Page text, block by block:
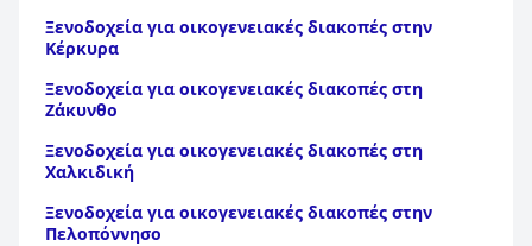
Ξενοδοχεία για οικογενειακές διακοπές στην
Κέρκυρα
Ξενοδοχεία για οικογενειακές διακοπές στη
Ζάκυνθο
Ξενοδοχεία για οικογενειακές διακοπές στη
Χαλκιδική
Ξενοδοχεία για οικογενειακές διακοπές στην
Πελοπόννησο